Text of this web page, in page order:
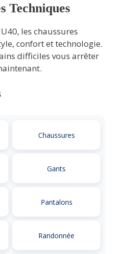
Techniques
les chaussures
confort et technologie.
difficiles vous arrêter
Chaussures
Gants
Pantalons
Randonnée